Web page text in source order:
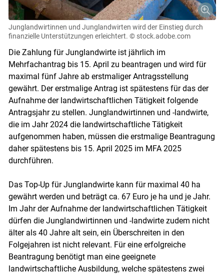
Skip to main content
Junglandwirtinnen und Junglandwirten wird der Einstieg durch
finanzielle Unterstützungen erleichtert. © stock.adobe.com
Die Zahlung für Junglandwirte ist jährlich im
Mehrfachantrag bis 15. April zu beantragen und wird für
maximal fünf Jahre ab erstmaliger Antragsstellung
gewährt. Der erstmalige Antrag ist spätestens für das der
Aufnahme der landwirtschaftlichen Tätigkeit folgende
Antragsjahr zu stellen. Junglandwirtinnen und -landwirte,
die im Jahr 2024 die landwirtschaftliche Tätigkeit
aufgenommen haben, müssen die erstmalige Beantragung
daher spätestens bis 15. April 2025 im MFA 2025
durchführen.
Das Top-Up für Junglandwirte kann für maximal 40 ha
gewährt werden und beträgt ca. 67 Euro je ha und je Jahr.
Im Jahr der Aufnahme der landwirtschaftlichen Tätigkeit
dürfen die Junglandwirtinnen und -landwirte zudem nicht
älter als 40 Jahre alt sein, ein Überschreiten in den
Folgejahren ist nicht relevant. Für eine erfolgreiche
Beantragung benötigt man eine geeignete
landwirtschaftliche Ausbildung, welche spätestens zwei